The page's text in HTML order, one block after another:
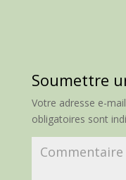
Soumettre
Votre adresse e-
obligatoires sont